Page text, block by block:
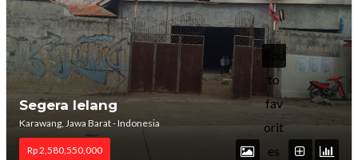
to
fav
orit
es
Segera lelang
Karawang, Jawa Barat - Indonesia
Rp 2,580,550,000